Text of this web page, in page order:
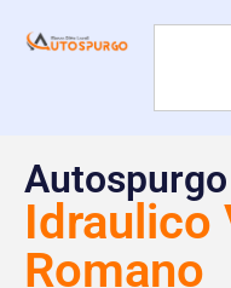
Autospurgo
Idraulico
Romano